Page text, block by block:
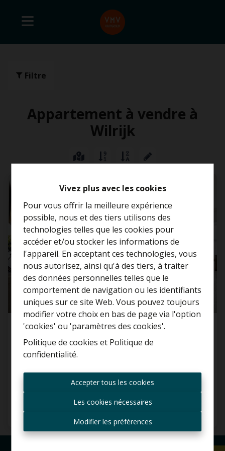
Vivez plus avec les cookies
Pour vous offrir la meilleure expérience
possible, nous et des tiers utilisons des
technologies telles que les cookies pour
accéder et/ou stocker les informations de
l'appareil. En acceptant ces technologies, vous
nous autorisez, ainsi qu'à des tiers, à traiter
des données personnelles telles que le
comportement de navigation ou les identifiants
uniques sur ce site Web. Vous pouvez toujours
modifier votre choix en bas de page via l'option
'cookies' ou 'paramètres des cookies'.
Politique de cookies et Politique de
confidentialité.
Accepter tous les cookies
Les cookies nécessaires
Modifier les préférences
Filtre
Appartement à vendre à
Wilrijk
VENDU SOUR 3 SEMAINES
Appartement
2610 Wilrijk
Curieux de connaître la
valeur de votre maison ?
Estimation gratuite
Toujours être le premier
informé des nouvelles
offres ?
mail